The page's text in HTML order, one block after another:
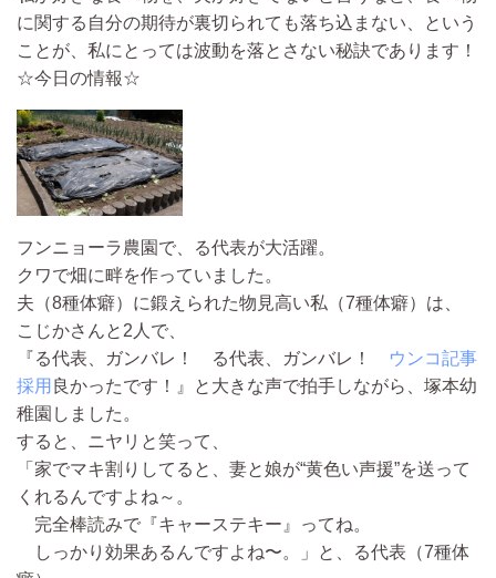
に関する自分の期待が裏切られても落ち込まない、という
ことが、私にとっては波動を落とさない秘訣であります！
☆今日の情報☆
フンニョーラ農園で、る代表が大活躍。
クワで畑に畔を作っていました。
夫（8種体癖）に鍛えられた物見高い私（7種体癖）は、
こじかさんと2人で、
『る代表、ガンバレ！ る代表、ガンバレ！
ウンコ記事
採用 良かったです！』と大きな声で拍手しながら、塚本幼
稚園しました。
すると、ニヤリと笑って、
「家でマキ割りしてると、妻と娘が“黄色い声援”を送って
くれるんですよね～。
完全棒読みで『キャーステキー』ってね。
しっかり効果あるんですよね〜。」と、る代表（7種体